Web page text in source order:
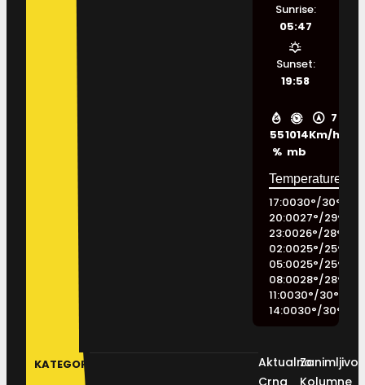
55
%
1014
mb
7
Km/h
Sunrise:
05:47
Sunset:
19:58
17:0030°/30°
20:0027°/29°
23:0026°/28°
02:0025°/25°
05:0025°/25°
08:0028°/28°
11:0030°/30°
14:0030°/30°
KATEGORIJE
Aktualno
Crna
Kolumne